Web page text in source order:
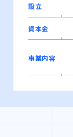
設立
資本金
事業内容